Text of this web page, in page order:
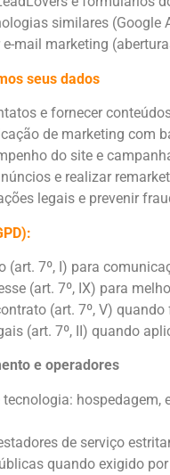
similares
e-mail marketing
seus dados
e fornecer
de marketing com
do site e
e realizar
legais e prevenir
(art. 7º, I) para
(art. 7º, IX) para
(art. 7º, V)
(art. 7º, II) quando
e operadores
tecnologia:
de serviço
quando exigido por